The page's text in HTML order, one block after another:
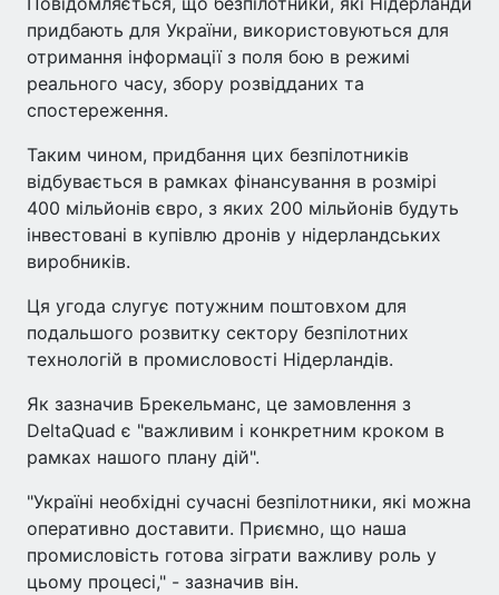
придбають для України, використовуються для
отримання інформації з поля бою в режимі
реального часу, збору розвідданих та
спостереження.
Таким чином, придбання цих безпілотників
відбувається в рамках фінансування в розмірі
400 мільйонів євро, з яких 200 мільйонів будуть
інвестовані в купівлю дронів у нідерландських
виробників.
Ця угода слугує потужним поштовхом для
подальшого розвитку сектору безпілотних
технологій в промисловості Нідерландів.
Як зазначив Брекельманс, це замовлення з
DeltaQuad є "важливим і конкретним кроком в
рамках нашого плану дій".
"Україні необхідні сучасні безпілотники, які можна
оперативно доставити. Приємно, що наша
промисловість готова зіграти важливу роль у
цьому процесі," - зазначив він.